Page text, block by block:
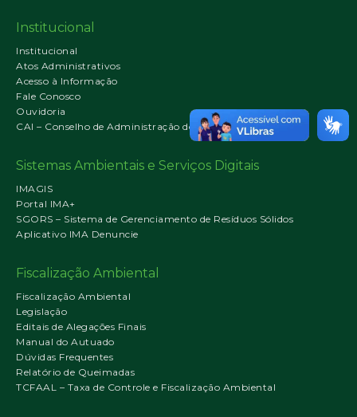
Institucional
Institucional
Atos Administrativos
Acesso à Informação
Fale Conosco
Ouvidoria
CAI – Conselho de Administração do IMA
Sistemas Ambientais e Serviços Digitais
IMAGIS
Portal IMA+
SGORS – Sistema de Gerenciamento de Resíduos Sólidos
Aplicativo IMA Denuncie
Fiscalização Ambiental
Fiscalização Ambiental
Legislação
Editais de Alegações Finais
Manual do Autuado
Dúvidas Frequentes
Relatório de Queimadas
TCFAAL – Taxa de Controle e Fiscalização Ambiental